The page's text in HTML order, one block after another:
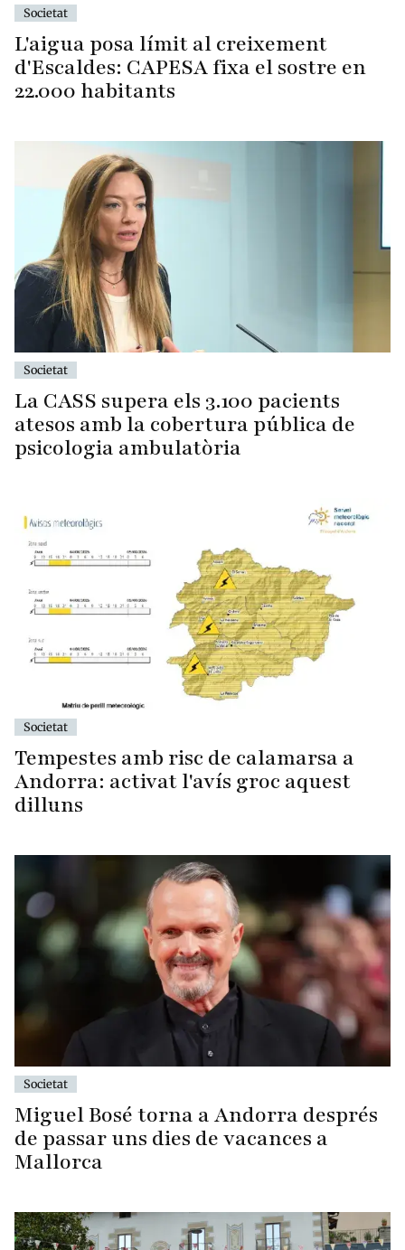
Societat
L'aigua posa límit al creixement
d'Escaldes: CAPESA fixa el sostre en
22.000 habitants
Societat
La CASS supera els 3.100 pacients
atesos amb la cobertura pública de
psicologia ambulatòria
Societat
Tempestes amb risc de calamarsa a
Andorra: activat l'avís groc aquest
dilluns
Societat
Miguel Bosé torna a Andorra després
de passar uns dies de vacances a
Mallorca